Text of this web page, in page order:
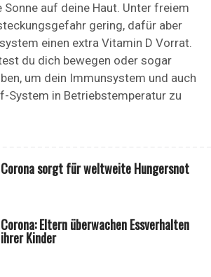
Sonne auf deine Haut. Unter freiem
gering, dafür aber
einen extra Vitamin D Vorrat.
du dich bewegen oder sogar
um dein Immunsystem und auch
System in Betriebstemperatur zu
Corona sorgt für weltweite Hungersnot
Corona: Eltern überwachen Essverhalten
ihrer Kinder